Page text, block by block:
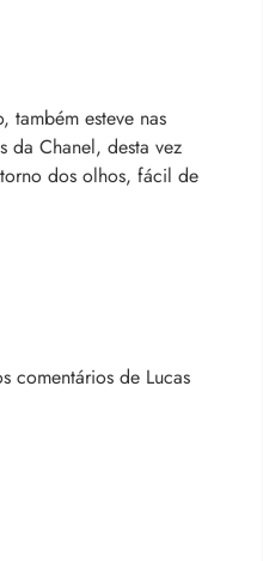
também esteve nas
da Chanel, desta vez
dos olhos, fácil de
comentários de Lucas